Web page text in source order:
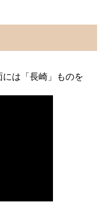
は「長崎」ものを